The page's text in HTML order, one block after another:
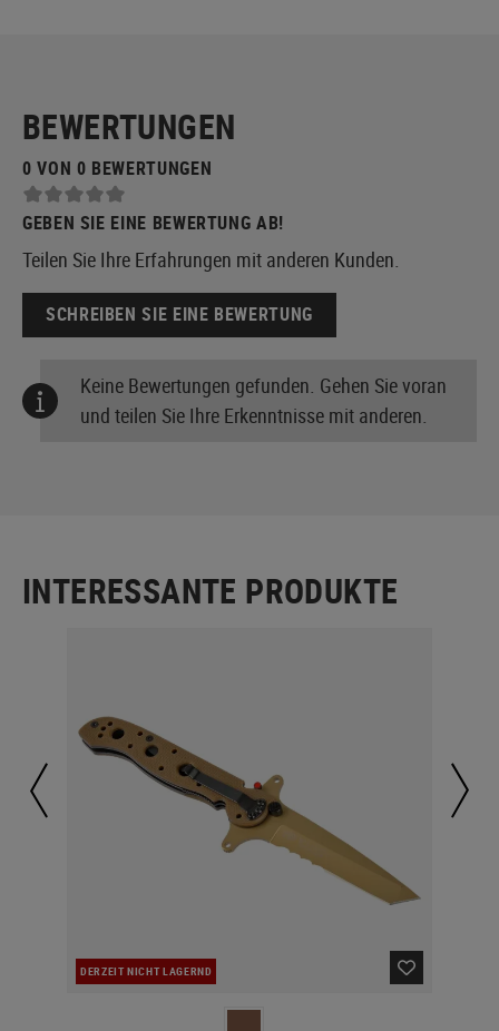
BEWERTUNGEN
0 VON 0 BEWERTUNGEN
GEBEN SIE EINE BEWERTUNG AB!
Teilen Sie Ihre Erfahrungen mit anderen Kunden.
SCHREIBEN SIE EINE BEWERTUNG
Keine Bewertungen gefunden. Gehen Sie voran
und teilen Sie Ihre Erkenntnisse mit anderen.
INTERESSANTE PRODUKTE
DERZEIT NICHT LAGERND